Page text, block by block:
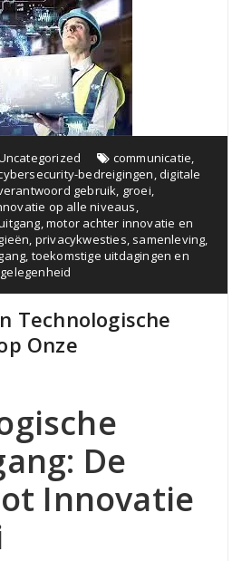
communicatie,
bedreigingen,digitale
gebruik, groei,
op alle niveaus,
,motor achter innovatie en
, privacykwesties, samenleving,
, toekomstige uitdagingen en
Technologische
Onze
De
Innovatie